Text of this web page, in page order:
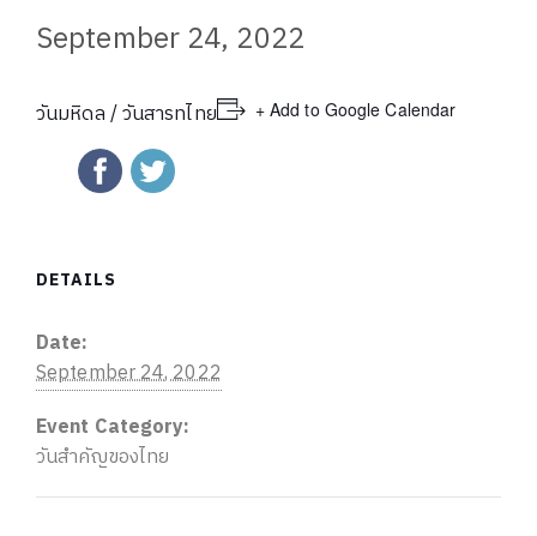
September 24, 2022
วันมหิดล / วันสารทไทย + Add to Google Calendar
DETAILS
Date:
September 24, 2022
Event Category:
วันสำคัญของไทย